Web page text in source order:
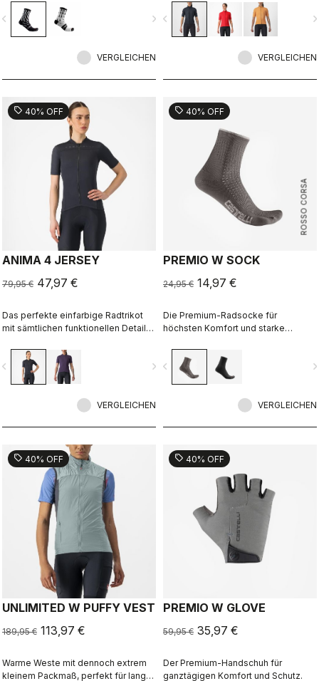
navigate_next
VERGLEICHEN
es wie eine Weste über dem Trikot
tragen, mit zusätzlichem Schutz für
die Schultern. Dieses extra leichte
Vorderseite atmungsaktiv und
wasserabweisend.
navigate_before
VERGLEICHEN
sell 40% OFF
ANIMA 4 JERSEY
79,95 € 47,97 €
Das perfekte einfarbige Radtrikot
mit sämtlichen funktionellen Details
auf jeder Ihrer Ausfahrten.
navigate_next
VERGLEICHEN
ROSSO CORSA
sell 40% OFF
PREMIO W SOCK
24,95 € 14,97 €
Die Premium-Radsocke für
höchsten Komfort und starke
oder bei intensiver Belastung.
navigate_before
VERGLEICHEN
sell 40% OFF
UNLIMITED W PUFFY VEST
189,95 € 113,97 €
Warme Weste mit dennoch extrem
kleinem Packmaß, perfekt für lange
sell 40% OFF
PREMIO W GLOVE
59,95 € 35,97 €
Der Premium-Handschuh für
ganztägigen Komfort und Schutz.